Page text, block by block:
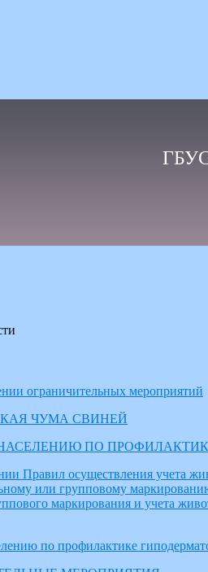
ограничительных мероприятий
ЧУМА СВИНЕЙ
ПО
Правил осуществления учета
или групповому
маркирования и учета
по профилактике